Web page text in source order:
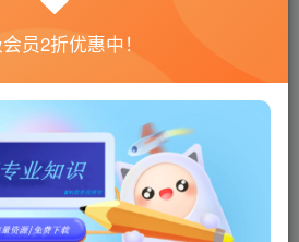
用运行库64位[/wm_notice]
服务端提示windows缺少什
就好了（搭建梦幻必备）
员2折优惠中！